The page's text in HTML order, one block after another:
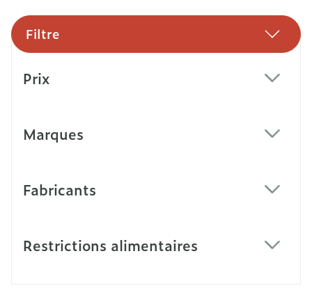
Filtre
Prix
Marques
Fabricants
Restrictions alimentaires